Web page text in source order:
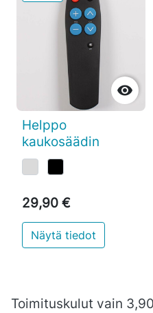

Helppo
kaukosäädin
29,90 €
Näytä tiedot
Toimituskulut vain